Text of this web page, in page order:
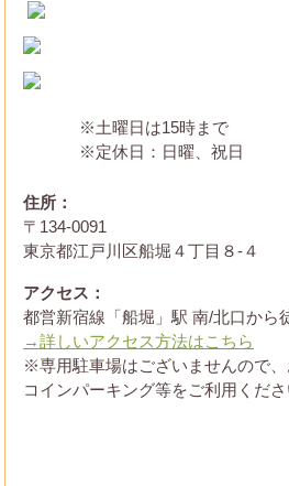
※土曜日は15時まで
※定休日：日曜、祝日
住所：
〒134-0091
東京都江戸川区船堀４丁目８-４
アクセス：
都営新宿線「船堀」駅 南/北口から
→詳しいアクセス方法はこちら
※専用駐車場はございませんので
コインパーキング等をご利用くださ